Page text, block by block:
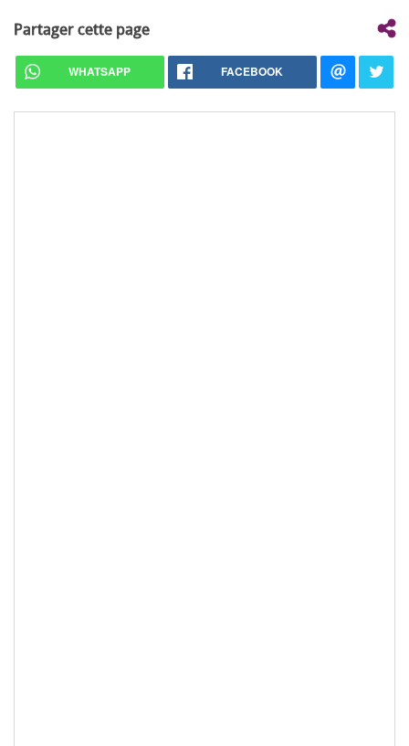
Partager cette page
WHATSAPP FACEBOOK